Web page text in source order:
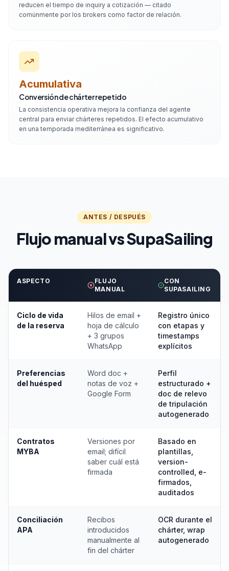
reducen el tiempo de inquiry a cotización — citado
comúnmente por los brokers como factor de relación.
Acumulativa
Conversión de chárter repetido
La consistencia operativa mejora la confianza del agente
central para enviar chárteres repetidos. El efecto acumulativo
en una temporada mediterránea es significativo.
ANTES / DESPUÉS
Flujo manual vs SupaSailing
ASPECTO
FLUJO
MANUAL
CON
SUPASAILING
Ciclo de vida
de la reserva
Hilos de email +
hoja de cálculo
+ 3 grupos
WhatsApp
Registro único
con etapas y
timestamps
explícitos
Preferencias
del huésped
Word doc +
notas de voz +
Google Form
Perfil
estructurado +
doc de relevo
de tripulación
autogenerado
Contratos
MYBA
Versiones por
email; difícil
saber cuál está
firmada
Basado en
plantillas,
version-
controlled, e-
firmados,
auditados
Conciliación
APA
Recibos
introducidos
manualmente al
fin del chárter
OCR durante el
chárter, wrap
autogenerado